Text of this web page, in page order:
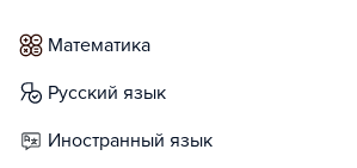
математика
русский язык
иностранный язык